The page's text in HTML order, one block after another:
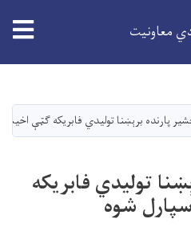
دانګل
معاونیت
پارنده برېښنا تولیدي فابریکه ګټې
تولیدي فابریکه
شوه